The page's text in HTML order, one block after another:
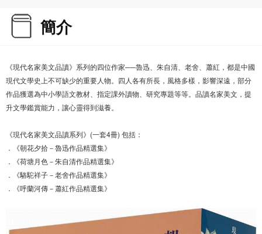
簡介
《現代名家美文品讀》系列的四位作家──魯迅、朱自清、老舍、蕭紅，都是中國
現代文學史上不可缺少的重要人物。四人各有所長，風格多樣，影響深遠，部分
作品獲選為中小學語文教材、指定課外讀物、研究專題等等。品讀名家美文，提
升文學鑑賞能力，讓心靈得到滋養。
《現代名家美文品讀系列》(一套4冊) 包括：
．《朝花夕拾－魯迅作品精選集》
．《荷塘月色－朱自清作品精選集》
．《駱駝祥子－老舍作品精選集》
．《呼蘭河傳－蕭紅作品精選集》